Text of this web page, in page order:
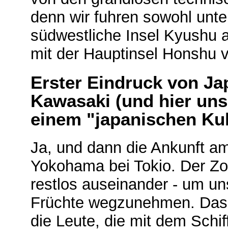
denn wir fuhren sowohl
südwestliche Insel Kyushu
mit der Hauptinsel Honshu
Erster Eindruck von
Kawasaki (und hier
einem "japanischen
Ja, und dann die Ankunft
Yokohama bei Tokio. Der
restlos auseinander - um
Früchte wegzunehmen.
die Leute, die mit dem